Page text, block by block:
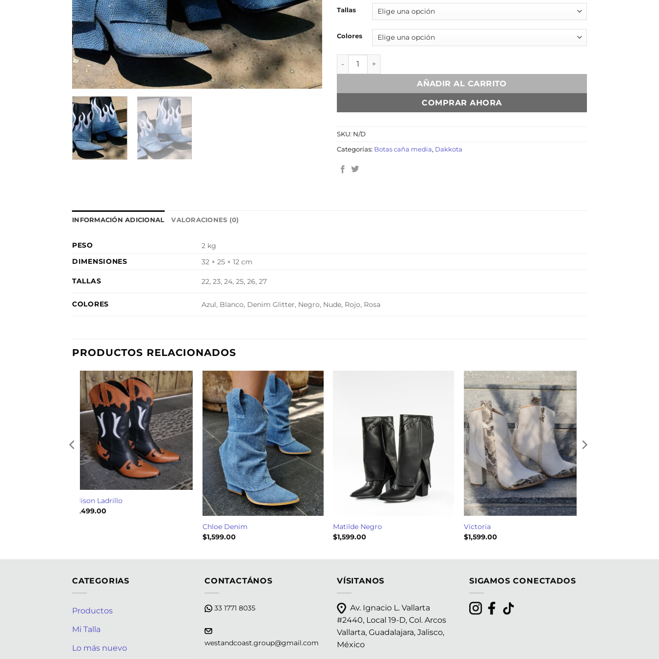
Tallas
Colores
Regina Denim Glitter cantidad
AÑADIR AL CARRITO
COMPRAR AHORA
SKU: N/D
Categorías: Botas caña media, Dakkota
INFORMACIÓN ADICIONAL VALORACIONES (0)
PESO
2 kg
DIMENSIONES
32 × 25 × 12 cm
TALLAS 22, 23, 24, 25, 26, 27
COLORES Azul, Blanco, Denim Glitter, Negro, Nude, Rojo, Rosa
PRODUCTOS RELACIONADOS
Allison Ladrillo
1,499.00
Chloe Denim
$1,599.00
Matilde Negro
$1,599.00
Victoria
$1,599.00
CATEGORIAS
Productos
Mi Talla
Lo más nuevo
CONTACTÁNOS
33 1771 8035
westandcoast.group@gmail.com
VÍSITANOS
Av. Ignacio L. Vallarta
#2440, Local 19-D, Col. Arcos
Vallarta, Guadalajara, Jalisco,
México
SIGAMOS CONECTADOS